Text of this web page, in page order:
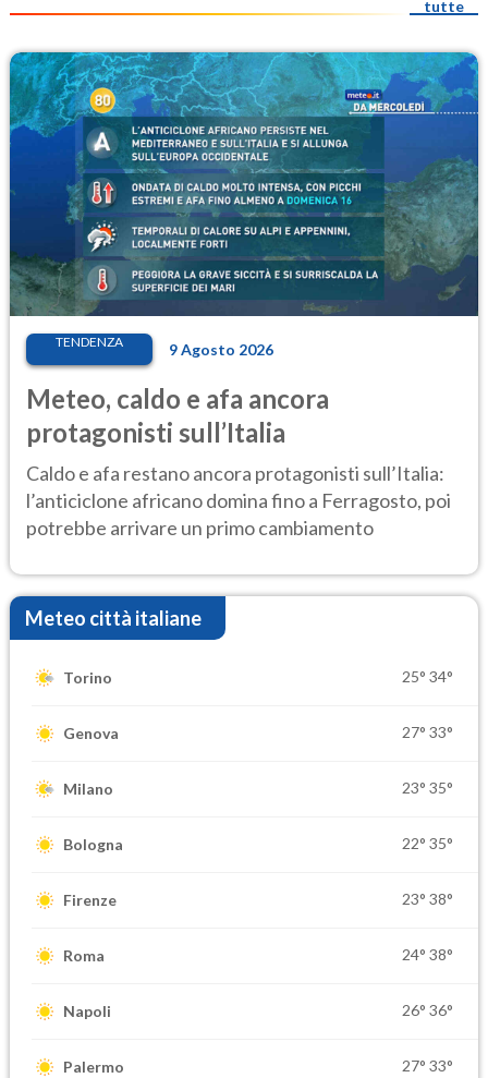
tutte
TENDENZA 9 Agosto 2026
Meteo, caldo e afa ancora
protagonisti sull’Italia
Caldo e afa restano ancora protagonisti sull’Italia:
l’anticiclone africano domina fino a Ferragosto, poi
potrebbe arrivare un primo cambiamento
Meteo città italiane
Torino 25° 34°
Genova 27° 33°
Milano 23° 35°
Bologna 22° 35°
Firenze 23° 38°
Roma 24° 38°
Napoli 26° 36°
Palermo 27° 33°